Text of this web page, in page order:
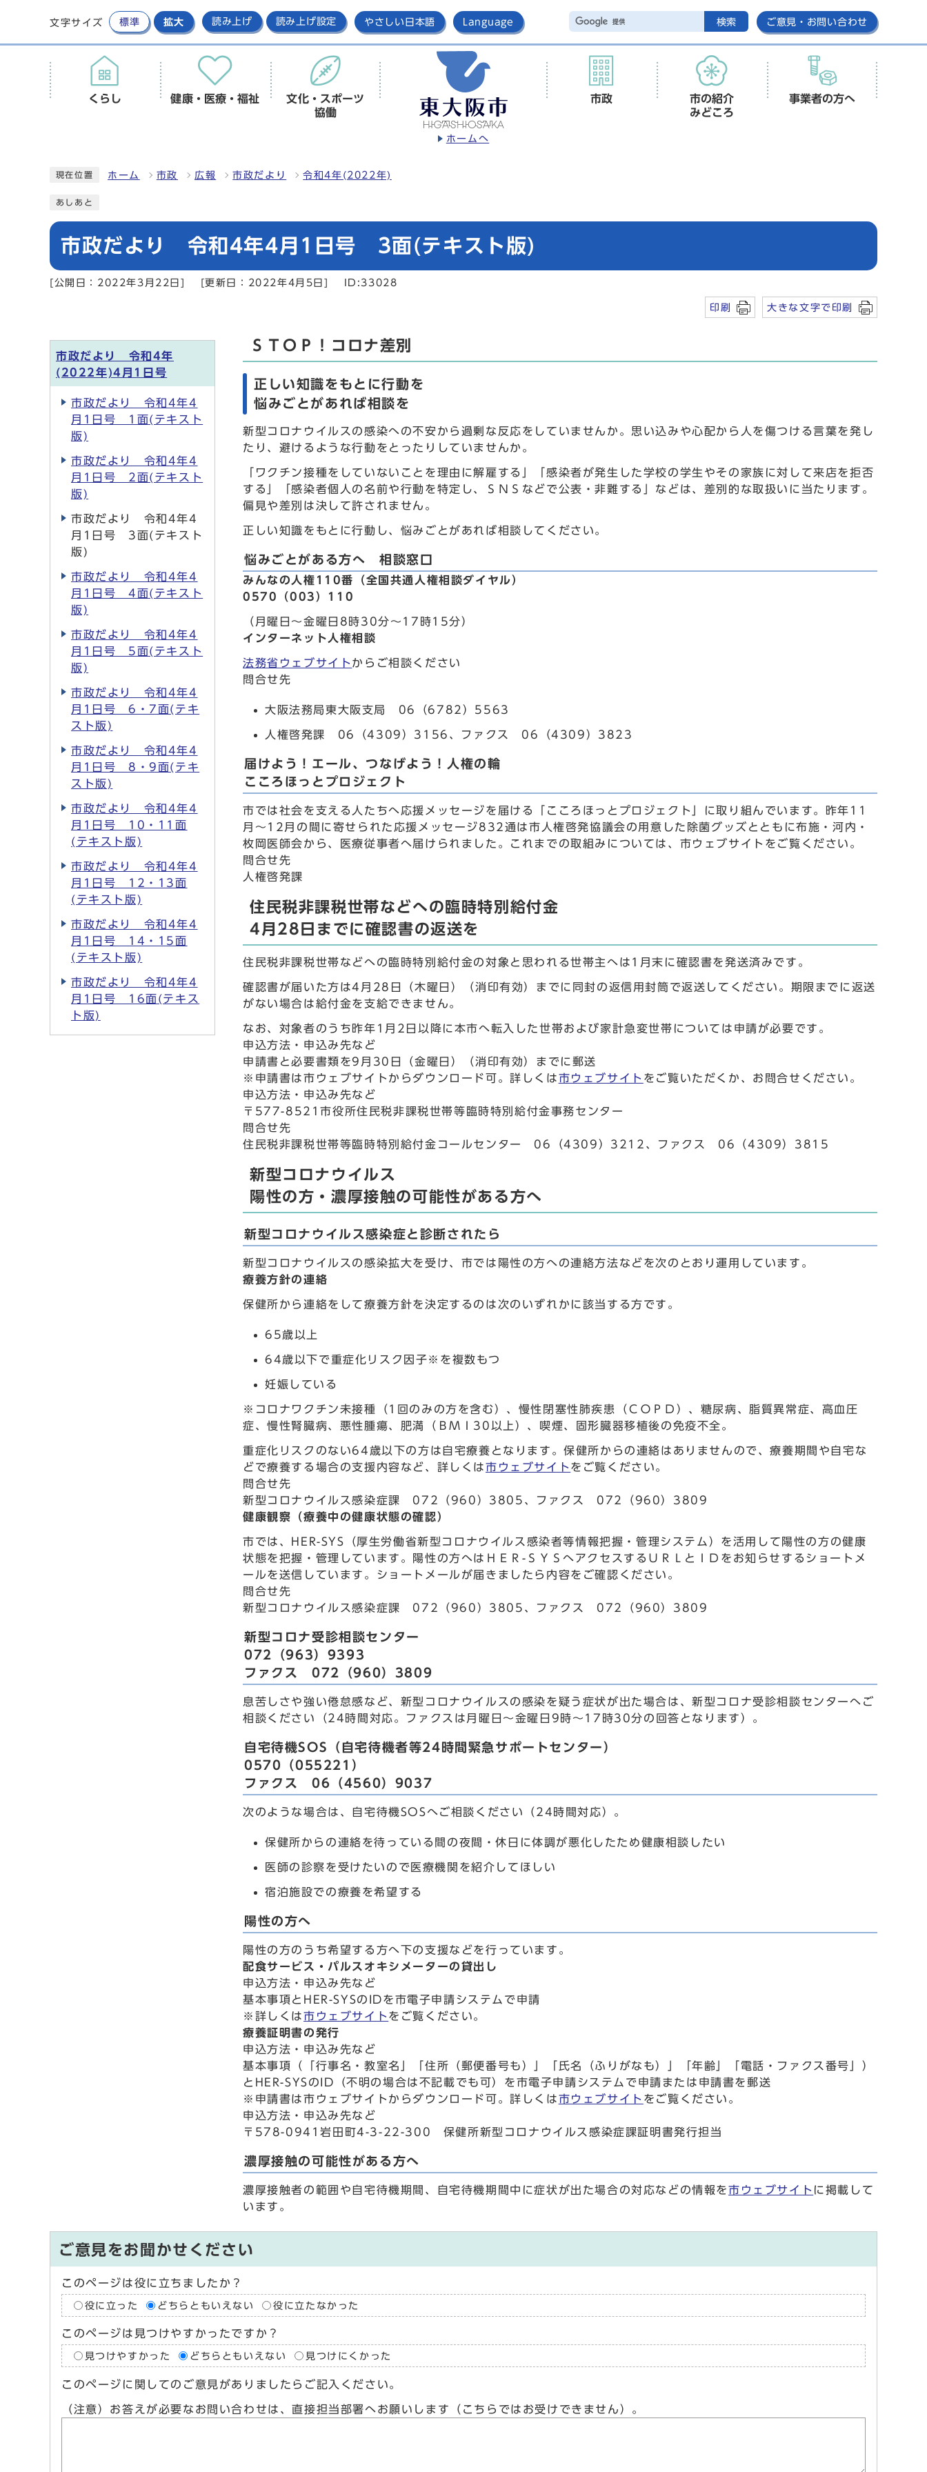
文字サイズ 標準 拡大 読み上げ 読み上げ設定 やさしい日本語 Language 検索 ご意見・お問い合わせ
ホームへ
くらし 健康・医療・福祉
文化・スポーツ
協働
市政
市の紹介
みどころ
事業者の方へ
現在位置 ホーム 市政 広報 市政だより 令和4年(2022年)
あしあと
市政だより 令和4年4月1日号 3面(テキスト版)
[公開日：2022年3月22日] [更新日：2022年4月5日] ID:33028
印刷 大きな文字で印刷
ＳＴＯＰ！コロナ差別
正しい知識をもとに行動を
悩みごとがあれば相談を
新型コロナウイルスの感染への不安から過剰な反応をしていませんか。思い込みや心配から人を傷つける言葉を発し
たり、避けるような行動をとったりしていませんか。
「ワクチン接種をしていないことを理由に解雇する」「感染者が発生した学校の学生やその家族に対して来店を拒否
する」「感染者個人の名前や行動を特定し、ＳＮＳなどで公表・非難する」などは、差別的な取扱いに当たります。
偏見や差別は決して許されません。
正しい知識をもとに行動し、悩みごとがあれば相談してください。
悩みごとがある方へ 相談窓口
みんなの人権110番（全国共通人権相談ダイヤル）
0570（003）110
（月曜日～金曜日8時30分～17時15分）
インターネット人権相談
法務省ウェブサイト からご相談ください
問合せ先
大阪法務局東大阪支局 06（6782）5563
人権啓発課 06（4309）3156、ファクス 06（4309）3823
届けよう！エール、つなげよう！人権の輪
こころほっとプロジェクト
市では社会を支える人たちへ応援メッセージを届ける「こころほっとプロジェクト」に取り組んでいます。昨年11
月～12月の間に寄せられた応援メッセージ832通は市人権啓発協議会の用意した除菌グッズとともに布施・河内・
枚岡医師会から、医療従事者へ届けられました。これまでの取組みについては、市ウェブサイトをご覧ください。
問合せ先
人権啓発課
住民税非課税世帯などへの臨時特別給付金
4月28日までに確認書の返送を
住民税非課税世帯などへの臨時特別給付金の対象と思われる世帯主へは1月末に確認書を発送済みです。
確認書が届いた方は4月28日（木曜日）（消印有効）までに同封の返信用封筒で返送してください。期限までに返送
がない場合は給付金を支給できません。
なお、対象者のうち昨年1月2日以降に本市へ転入した世帯および家計急変世帯については申請が必要です。
申込方法・申込み先など
申請書と必要書類を9月30日（金曜日）（消印有効）までに郵送
※申請書は市ウェブサイトからダウンロード可。詳しくは市ウェブサイト をご覧いただくか、お問合せください。
申込方法・申込み先など
〒577-8521市役所住民税非課税世帯等臨時特別給付金事務センター
問合せ先
住民税非課税世帯等臨時特別給付金コールセンター 06（4309）3212、ファクス 06（4309）3815
新型コロナウイルス
陽性の方・濃厚接触の可能性がある方へ
新型コロナウイルス感染症と診断されたら
新型コロナウイルスの感染拡大を受け、市では陽性の方への連絡方法などを次のとおり運用しています。
療養方針の連絡
保健所から連絡をして療養方針を決定するのは次のいずれかに該当する方です。
65歳以上
64歳以下で重症化リスク因子※を複数もつ
妊娠している
※コロナワクチン未接種（1回のみの方を含む）、慢性閉塞性肺疾患（ＣＯＰＤ）、糖尿病、脂質異常症、高血圧
症、慢性腎臓病、悪性腫瘍、肥満（ＢＭＩ30以上）、喫煙、固形臓器移植後の免疫不全。
重症化リスクのない64歳以下の方は自宅療養となります。保健所からの連絡はありませんので、療養期間や自宅な
どで療養する場合の支援内容など、詳しくは市ウェブサイト をご覧ください。
問合せ先
新型コロナウイルス感染症課 072（960）3805、ファクス 072（960）3809
健康観察（療養中の健康状態の確認）
市では、HER-SYS（厚生労働省新型コロナウイルス感染者等情報把握・管理システム）を活用して陽性の方の健康
状態を把握・管理しています。陽性の方へはＨＥＲ-ＳＹＳへアクセスするＵＲＬとＩＤをお知らせするショートメ
ールを送信しています。ショートメールが届きましたら内容をご確認ください。
問合せ先
新型コロナウイルス感染症課 072（960）3805、ファクス 072（960）3809
新型コロナ受診相談センター
072（963）9393
ファクス 072（960）3809
息苦しさや強い倦怠感など、新型コロナウイルスの感染を疑う症状が出た場合は、新型コロナ受診相談センターへご
相談ください（24時間対応。ファクスは月曜日～金曜日9時～17時30分の回答となります）。
自宅待機SOS（自宅待機者等24時間緊急サポートセンター）
0570（055221）
ファクス 06（4560）9037
次のような場合は、自宅待機SOSへご相談ください（24時間対応）。
保健所からの連絡を待っている間の夜間・休日に体調が悪化したため健康相談したい
医師の診察を受けたいので医療機関を紹介してほしい
宿泊施設での療養を希望する
陽性の方へ
陽性の方のうち希望する方へ下の支援などを行っています。
配食サービス・パルスオキシメーターの貸出し
申込方法・申込み先など
基本事項とHER-SYSのIDを市電子申請システムで申請
※詳しくは市ウェブサイト をご覧ください。
療養証明書の発行
申込方法・申込み先など
基本事項（「行事名・教室名」「住所（郵便番号も）」「氏名（ふりがなも）」「年齢」「電話・ファクス番号」）
とHER-SYSのID（不明の場合は不記載でも可）を市電子申請システムで申請または申請書を郵送
※申請書は市ウェブサイトからダウンロード可。詳しくは市ウェブサイト をご覧ください。
申込方法・申込み先など
〒578-0941岩田町4-3-22-300 保健所新型コロナウイルス感染症課証明書発行担当
濃厚接触の可能性がある方へ
濃厚接触者の範囲や自宅待機期間、自宅待機期間中に症状が出た場合の対応などの情報を市ウェブサイト に掲載して
います。
市政だより 令和4年
(2022年)4月1日号
市政だより 令和4年4
月1日号 1面(テキスト
版)
市政だより 令和4年4
月1日号 2面(テキスト
版)
市政だより 令和4年4
月1日号 3面(テキスト
版)
市政だより 令和4年4
月1日号 4面(テキスト
版)
市政だより 令和4年4
月1日号 5面(テキスト
版)
市政だより 令和4年4
月1日号 6・7面(テキ
スト版)
市政だより 令和4年4
月1日号 8・9面(テキ
スト版)
市政だより 令和4年4
月1日号 10・11面
(テキスト版)
市政だより 令和4年4
月1日号 12・13面
(テキスト版)
市政だより 令和4年4
月1日号 14・15面
(テキスト版)
市政だより 令和4年4
月1日号 16面(テキス
ト版)
ご意見をお聞かせください
このページは役に立ちましたか？
役に立った どちらともいえない 役に立たなかった
このページは見つけやすかったですか？
見つけやすかった どちらともいえない 見つけにくかった
このページに関してのご意見がありましたらご記入ください。
（注意）お答えが必要なお問い合わせは、直接担当部署へお願いします（こちらではお受けできません）。